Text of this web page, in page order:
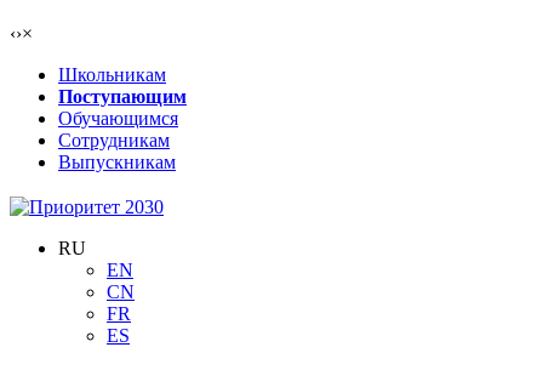
‹›×
Школьникам
Поступающим
Обучающимся
Сотрудникам
Выпускникам
RU
EN
CN
FR
ES